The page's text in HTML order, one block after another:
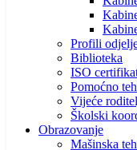
Profili
Biblioteka
ISO
Pomoćno
Vijeće
Školski
Obrazovanje
Mašinska